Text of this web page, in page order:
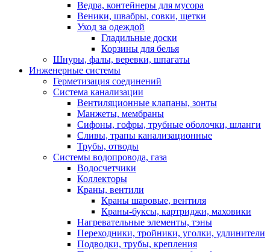
Ведра, контейнеры для мусора
Веники, швабры, совки, щетки
Уход за одеждой
Гладильные доски
Корзины для белья
Шнуры, фалы, веревки, шпагаты
Инженерные системы
Герметизация соединений
Система канализации
Вентиляционные клапаны, зонты
Манжеты, мембраны
Сифоны, гофры, трубные оболочки, шланги
Сливы, трапы канализационные
Трубы, отводы
Системы водопровода, газа
Водосчетчики
Коллекторы
Краны, вентили
Краны шаровые, вентиля
Краны-буксы, картриджи, маховики
Нагревательные элементы, тэны
Переходники, тройники, уголки, удлинители
Подводки, трубы, крепления